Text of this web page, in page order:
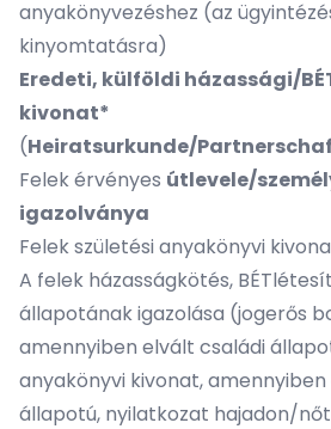
anyakönyvezéshez (az
kinyomtatásra)
Eredeti, külföldi házassági/
kivonat*
(Heiratsurkunde/
Felek érvényes útlevele/
igazolványa
Felek születési anyakönyvi
A felek házasságkötés,
állapotának igazolása (jogerős
amennyiben elvált családi
anyakönyvi kivonat,
állapotú, nyilatkozat hajadon/